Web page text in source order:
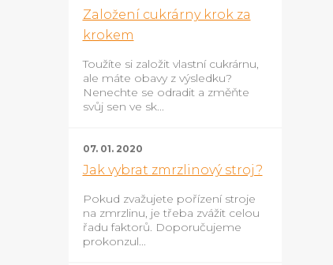
Založení cukrárny krok za
krokem
Toužíte si založit vlastní cukrárnu,
ale máte obavy z výsledku?
Nenechte se odradit a změňte
svůj sen ve sk...
07. 01. 2020
Jak vybrat zmrzlinový stroj?
Pokud zvažujete pořízení stroje
na zmrzlinu, je třeba zvážit celou
řadu faktorů. Doporučujeme
prokonzul...